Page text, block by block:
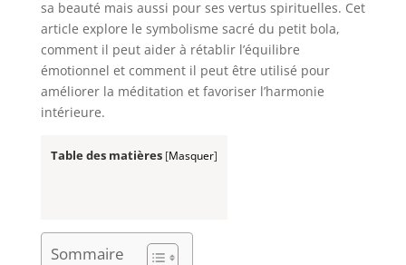
sa beauté mais aussi pour ses vertus spirituelles. Cet
article explore le symbolisme sacré du petit bola,
comment il peut aider à rétablir l’équilibre
émotionnel et comment il peut être utilisé pour
améliorer la méditation et favoriser l’harmonie
intérieure.
Table des matières [Masquer]
Sommaire